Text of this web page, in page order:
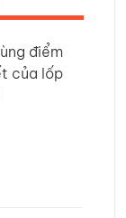
điểm
của lốp